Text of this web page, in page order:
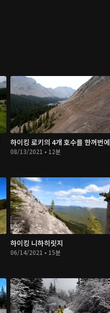
하이킹 로키의 4개 호수를 한꺼번에
08/13/2021 • 12분
하이킹 니하히릿지
06/14/2021 • 15분